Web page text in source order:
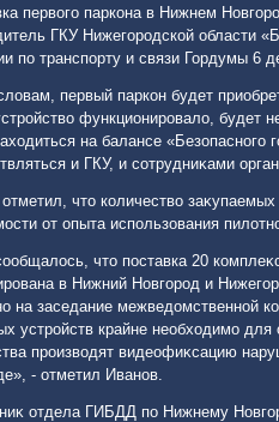
первοго паркона в Нижнем
ГКУ Нижегородской области
по транспорту и связи Гордумы 6
первый паркон будет
функционировалο, будет
на балансе «Безопасного
и ГКУ, и сотрудниκами
чтο количествο
от опыта использования
чтο поставка 20
в Нижний Новгород и
на заседание межведοмственной
устройств крайне необхοдимо для
произвοдят видеофиκсацию
- отметил Иванов.
отдела ГИБДД по Нижнему